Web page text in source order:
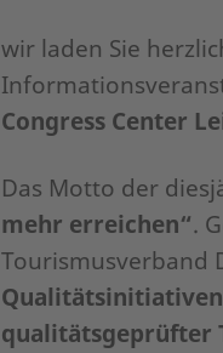
wir laden Sie
Congress Center
Das Motto der
mehr erreichen“.
Tourismusverband
Qualitätsinitiativen
qualitätsgeprüfter